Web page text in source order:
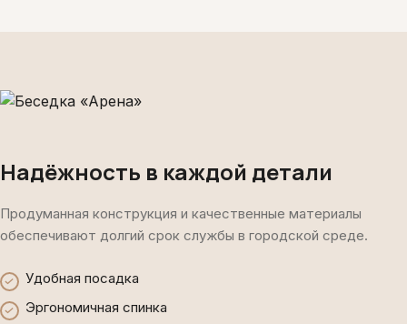
Надёжность в каждой детали
Продуманная конструкция и качественные материалы
обеспечивают долгий срок службы в городской среде.
Удобная посадка
Эргономичная спинка